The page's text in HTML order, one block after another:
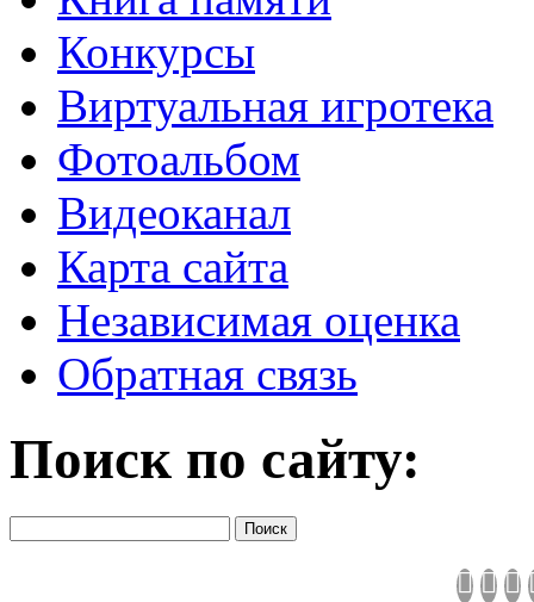
Конкурсы
Виртуальная игротека
Фотоальбом
Видеоканал
Карта сайта
Независимая оценка
Обратная связь
Поиск по сайту: